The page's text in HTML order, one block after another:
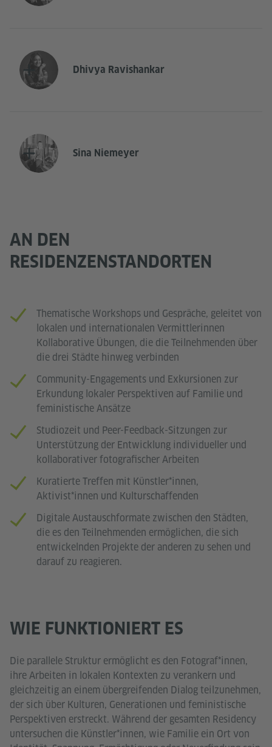
Dhivya Ravishankar
Sina Niemeyer
AN DEN
RESIDENZENSTANDORTEN
Thematische Workshops und Gespräche, geleitet von
lokalen und internationalen Vermittlerinnen
Kollaborative Übungen, die die Teilnehmenden über
die drei Städte hinweg verbinden
Community-Engagements und Exkursionen zur
Erkundung lokaler Perspektiven auf Familie und
feministische Ansätze
Studiozeit und Peer-Feedback-Sitzungen zur
Unterstützung der Entwicklung individueller und
kollaborativer fotografischer Arbeiten
Kuratierte Treffen mit Künstler*innen,
Aktivist*innen und Kulturschaffenden
Digitale Austauschformate zwischen den Städten,
die es den Teilnehmenden ermöglichen, die sich
entwickelnden Projekte der anderen zu sehen und
darauf zu reagieren.
WIE FUNKTIONIERT ES
Die parallele Struktur ermöglicht es den Fotograf*innen,
ihre Arbeiten in lokalen Kontexten zu verankern und
gleichzeitig an einem übergreifenden Dialog teilzunehmen,
der sich über Kulturen, Generationen und feministische
Perspektiven erstreckt. Während der gesamten Residency
untersuchen die Künstler*innen, wie Familie ein Ort von